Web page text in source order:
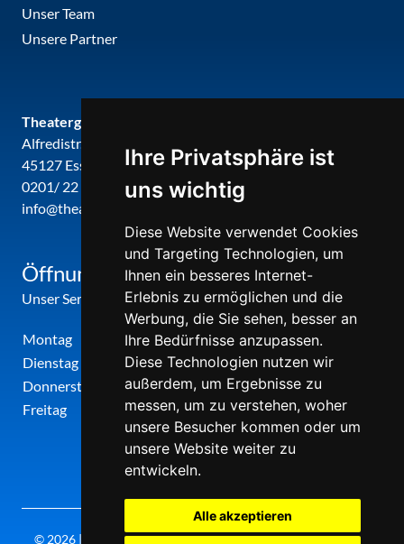
Ihre Privatsphäre ist
uns wichtig
Diese Website verwendet Cookies
und Targeting Technologien, um
Ihnen ein besseres Internet-
Erlebnis zu ermöglichen und die
Werbung, die Sie sehen, besser an
Ihre Bedürfnisse anzupassen.
Diese Technologien nutzen wir
außerdem, um Ergebnisse zu
messen, um zu verstehen, woher
unsere Besucher kommen oder um
unsere Website weiter zu
entwickeln.
Alle akzeptieren
Unser Team
Unsere Partner
Theatergemeinde metropole ruhr
Alfredistr. 32
45127 Essen
0201/ 22 22 29
info@theatergemeinde-metropole-ruhr.de
Öffnungszeiten
Unser Service-Center ist zu folgenden Zeiten geöffnet
Montag
12:00 Uhr - 17:00 Uhr
Dienstag
09:00 Uhr - 12:00 Uhr
Donnerstag
09:00 Uhr - 12:00 Uhr
Freitag
09:00 Uhr - 12:00 Uhr
© 2026 | Theatergemeinde metropole ruhr | 2026/27 | Letzte